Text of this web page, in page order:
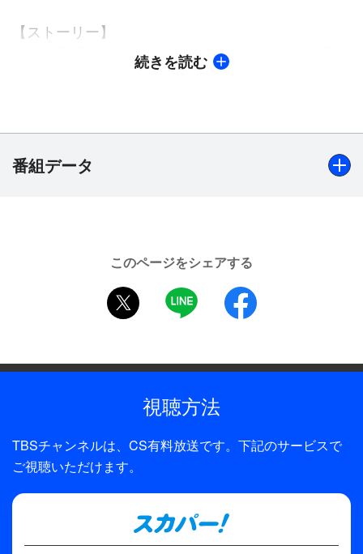
【ストーリー】
東京の下町・谷中で、ペットや人を捜す「捜し屋」
をしている諸星光介（船越英一郎）。ある日、武志
して欲しいと依頼する。全財産の3000円を差し出し
て必死に頼み込む姿に心を打たれた光介は、武志の
母親・美千子（渡辺梓）から事情を聞く。電気工の
商店街で3人で受けたインタビューがテレビニュー
スで流れた頃から夫の様子がおかしかったという。
昔のことを話したがらなかったという徹が美千子に
わずかに話した生い立ちを手がかりに、光介は彼の
続きを読む
番組データ
船越英一郎、床嶋佳子、香坂みゆき、大倉梓、辰巳琢郎、
部大輔、下嶋兄、本杉美香、並樹史朗、浅野和之、吉中六
2005年
1話
制作
東宝株式会社／TBS
このページをシェアする
twitter
LINE
視聴方法
TBSチャンネルは、CS有料放送です。下記のサービスで
ご視聴いただけます。